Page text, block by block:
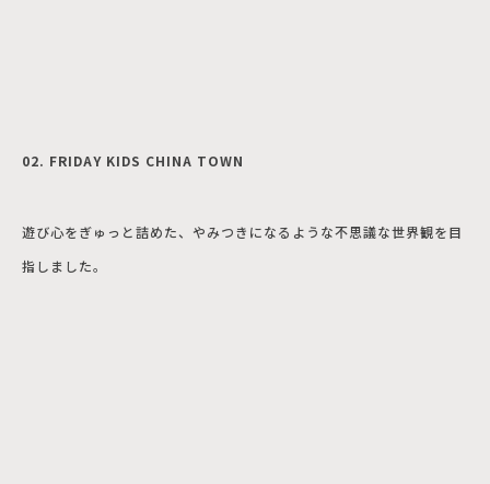
02. FRIDAY KIDS CHINA TOWN
遊び心をぎゅっと詰めた、やみつきになるような不思議な世界観を目
指しました。